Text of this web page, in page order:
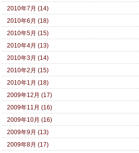
2010年7月 (14)
2010年6月 (18)
2010年5月 (15)
2010年4月 (13)
2010年3月 (14)
2010年2月 (15)
2010年1月 (18)
2009年12月 (17)
2009年11月 (16)
2009年10月 (16)
2009年9月 (13)
2009年8月 (17)